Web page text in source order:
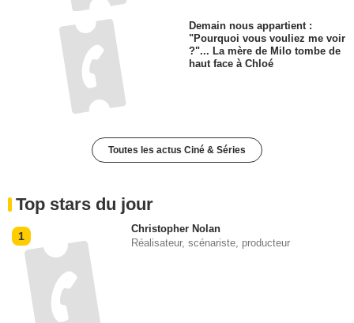
Demain nous appartient :
"Pourquoi vous vouliez me voir
?"... La mère de Milo tombe de
haut face à Chloé
Toutes les actus Ciné & Séries
Top stars du jour
1
Christopher Nolan
Réalisateur, scénariste, producteur